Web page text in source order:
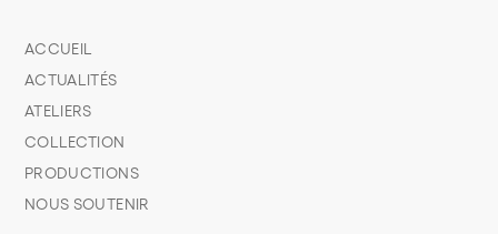
ACCUEIL
ACTUALITÉS
ATELIERS
COLLECTION
PRODUCTIONS
NOUS SOUTENIR